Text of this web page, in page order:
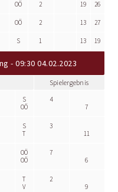
OÖ 2 19 26
OÖ 2 13 27
S 1 13 19
- 09:30 04.02.2023
Spielergebnis
S
OÖ
4
7
S
T
3
11
OÖ
OÖ
7
6
T
V
2
9